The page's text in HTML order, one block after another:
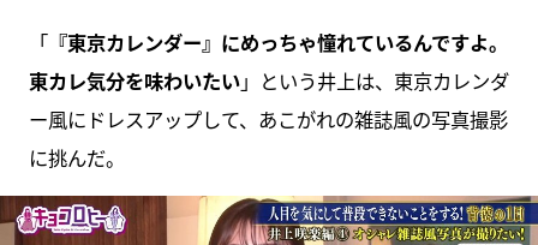
「『東京カレンダー』にめっちゃ憧れているんですよ。
東カレ気分を味わいたい」という井上は、東京カレンダ
ー風にドレスアップして、あこがれの雑誌風の写真撮影
に挑んだ。